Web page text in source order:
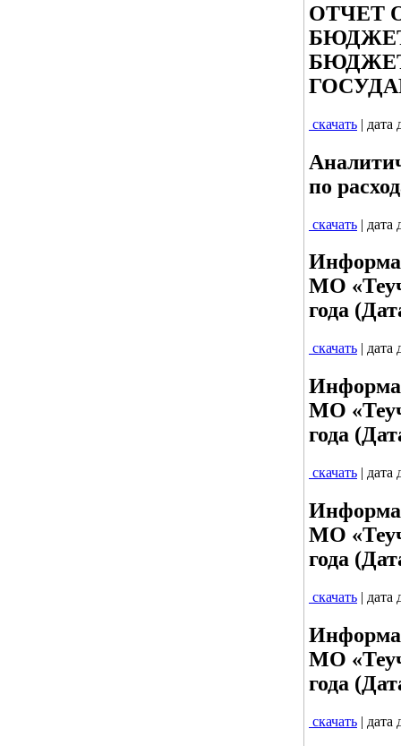
ОТЧЕТ
скачать | дата
по
скачать | дата
МО
года
скачать | дата
МО
года
скачать | дата
МО
года
скачать | дата
МО
года
скачать | дата